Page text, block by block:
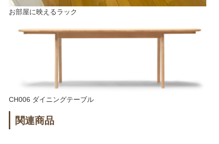
お部屋に映えるラック
CH006 ダイニングテーブル
関連商品